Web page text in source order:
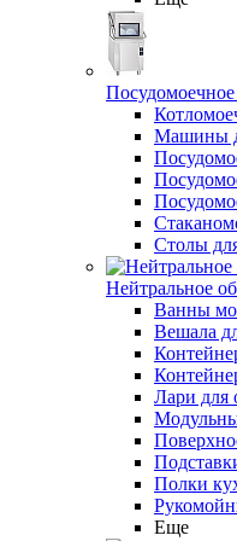
Посудомоечное
Машины
Столы
Нейтральное
Ванны
Вешала
Лари для
Полки
Еще